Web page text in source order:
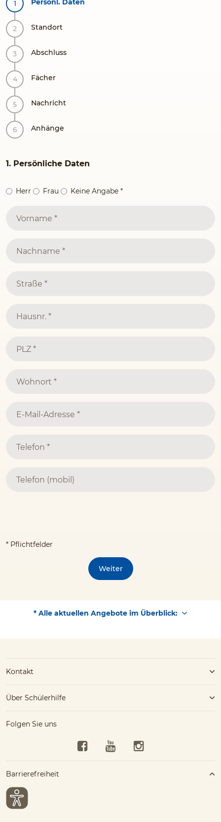
Persönl. Daten
Standort
Abschluss
Fächer
Nachricht
Anhänge
1. Persönliche Daten
Herr Frau Keine Angabe *
* Pflichtfelder
Weiter
* Alle aktuellen Angebote im Überblick:
Kontakt
Über Schülerhilfe
Folgen Sie uns
FacebookYouTubeInstagram
Barrierefreiheit